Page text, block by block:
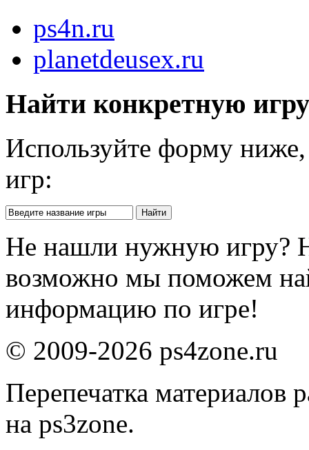
ps4n.ru
planetdeusex.ru
Найти конкретную
Используйте форму
игр:
Не нашли нужную игру?
возможно мы поможем
информацию по игре!
© 2009-2026 ps4zone.ru
Перепечатка материалов
на ps3zone.